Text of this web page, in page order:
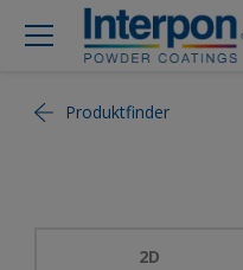
Produktfinder
2D